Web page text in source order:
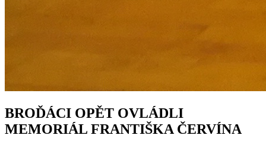
BROĎÁCI OPĚT OVLÁDLI
MEMORIÁL FRANTIŠKA ČERVÍNA